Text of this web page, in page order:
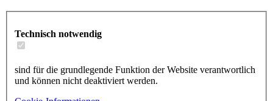
Technisch notwendig
sind für die grundlegende Funktion der Website verantwortlich
und können nicht deaktiviert werden.